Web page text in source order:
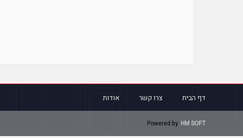
דף הבית צרו קשר אודות
Powered by HM SOFT